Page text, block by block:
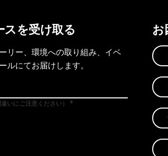
スを受け取る
リー、環境への取り組み、イベ
ルにてお届けします。
いにご注意ください）
お